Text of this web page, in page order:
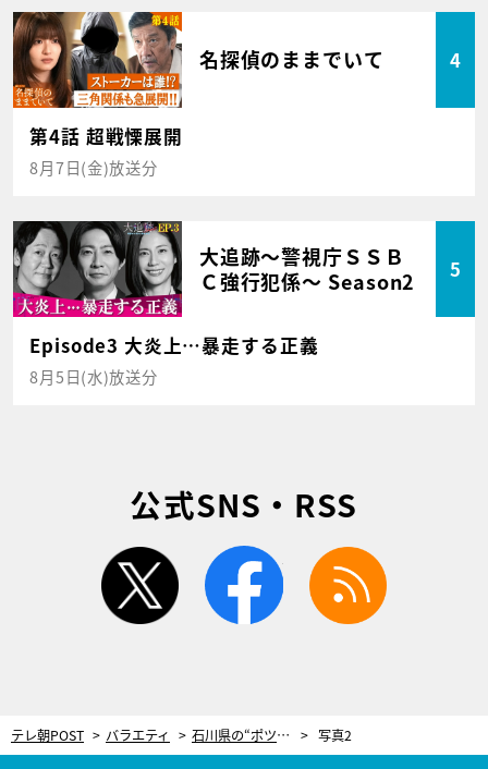
名探偵のままでいて 4
第4話 超戦慄展開
8月7日(金)放送分
大追跡～警視庁ＳＳＢ
Ｃ強行犯係～ Season2
5
Episode3 大炎上…暴走する正義
8月5日(水)放送分
公式SNS・RSS
twitter facebook
テレ朝POST バラエティ 石川県の“ポツンと一軒家”で悲喜こもごもの人間ドラマ。船越英一郎「目頭が熱くなった」 写真2